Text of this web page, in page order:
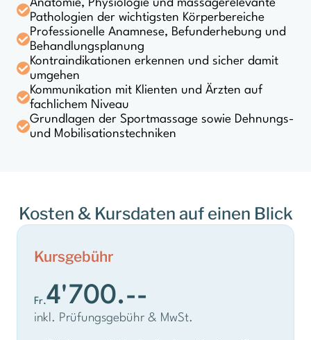
Anatomie, Physiologie und massagerelevante
Pathologien der wichtigsten Körperbereiche
Professionelle Anamnese, Befunderhebung und
Behandlungsplanung
Kontraindikationen erkennen und sicher damit
umgehen
Kommunikation mit Klienten und Ärzten auf
fachlichem Niveau
Grundlagen der Sportmassage sowie Dehnungs-
und Mobilisationstechniken
Kosten & Kursdaten auf einen Blick
Kursgebühr
Fr.4'700.--
inkl. Prüfungsgebühr & MwSt.